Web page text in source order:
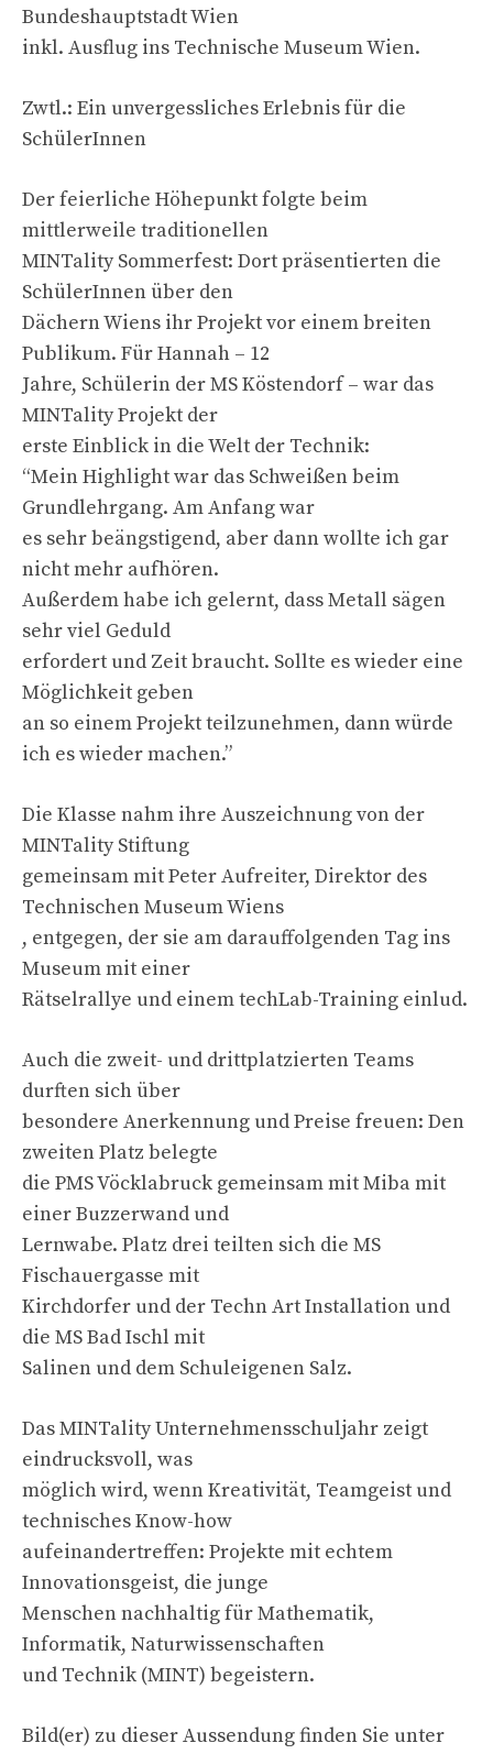
Bundeshauptstadt Wien
inkl. Ausflug ins Technische Museum Wien.
Zwtl.: Ein unvergessliches Erlebnis für die
SchülerInnen
Der feierliche Höhepunkt folgte beim
mittlerweile traditionellen
MINTality Sommerfest: Dort präsentierten die
SchülerInnen über den
Dächern Wiens ihr Projekt vor einem breiten
Publikum. Für Hannah – 12
Jahre, Schülerin der MS Köstendorf – war das
MINTality Projekt der
erste Einblick in die Welt der Technik:
“Mein Highlight war das Schweißen beim
Grundlehrgang. Am Anfang war
es sehr beängstigend, aber dann wollte ich gar
nicht mehr aufhören.
Außerdem habe ich gelernt, dass Metall sägen
sehr viel Geduld
erfordert und Zeit braucht. Sollte es wieder eine
Möglichkeit geben
an so einem Projekt teilzunehmen, dann würde
ich es wieder machen.”
Die Klasse nahm ihre Auszeichnung von der
MINTality Stiftung
gemeinsam mit Peter Aufreiter, Direktor des
Technischen Museum Wiens
, entgegen, der sie am darauffolgenden Tag ins
Museum mit einer
Rätselrallye und einem techLab-Training einlud.
Auch die zweit- und drittplatzierten Teams
durften sich über
besondere Anerkennung und Preise freuen: Den
zweiten Platz belegte
die PMS Vöcklabruck gemeinsam mit Miba mit
einer Buzzerwand und
Lernwabe. Platz drei teilten sich die MS
Fischauergasse mit
Kirchdorfer und der Techn Art Installation und
die MS Bad Ischl mit
Salinen und dem Schuleigenen Salz.
Das MINTality Unternehmensschuljahr zeigt
eindrucksvoll, was
möglich wird, wenn Kreativität, Teamgeist und
technisches Know-how
aufeinandertreffen: Projekte mit echtem
Innovationsgeist, die junge
Menschen nachhaltig für Mathematik,
Informatik, Naturwissenschaften
und Technik (MINT) begeistern.
Bild(er) zu dieser Aussendung finden Sie unter